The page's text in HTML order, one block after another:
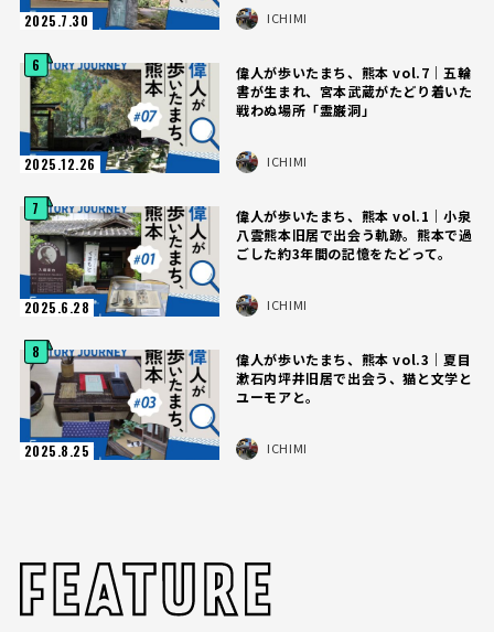
2025.7.30 ICHIMI
6
2025.12.26
偉人が歩いたまち、熊本 vol.7｜五輪
書が生まれ、宮本武蔵がたどり着いた
戦わぬ場所「霊巌洞」
ICHIMI
7
2025.6.28
偉人が歩いたまち、熊本 vol.1｜小泉
八雲熊本旧居で出会う軌跡。熊本で過
ごした約3年間の記憶をたどって。
ICHIMI
8
2025.8.25
偉人が歩いたまち、熊本 vol.3｜夏目
漱石内坪井旧居で出会う、猫と文学と
ユーモアと。
ICHIMI